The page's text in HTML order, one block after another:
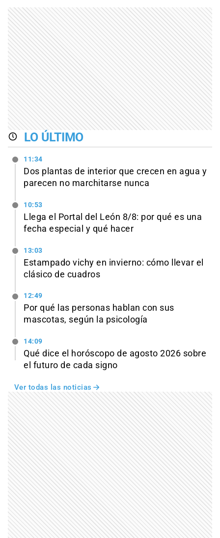
LO ÚLTIMO
11:34
Dos plantas de interior que crecen en agua y
parecen no marchitarse nunca
10:53
Llega el Portal del León 8/8: por qué es una
fecha especial y qué hacer
13:03
Estampado vichy en invierno: cómo llevar el
clásico de cuadros
12:49
Por qué las personas hablan con sus
mascotas, según la psicología
14:09
Qué dice el horóscopo de agosto 2026 sobre
el futuro de cada signo
Ver todas las noticias